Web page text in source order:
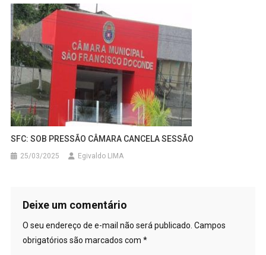
SFC: SOB PRESSÃO CÂMARA CANCELA SESSÃO
25/03/2025 Egivaldo LIMA
Deixe um comentário
O seu endereço de e-mail não será publicado. Campos
obrigatórios são marcados com *